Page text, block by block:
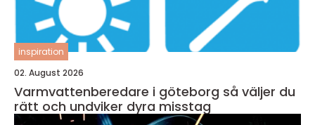
inspiration
02. August 2026
Varmvattenberedare i göteborg så väljer du
rätt och undviker dyra misstag